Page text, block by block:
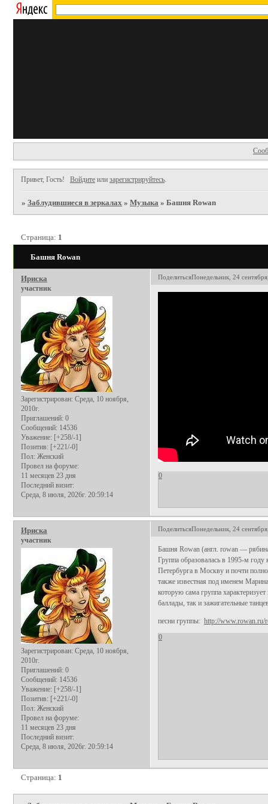
Привет, Гость! Войдите или зарегистрируйтесь.
»Заблудившиеся в зеркалах »Музыка »Башня Rowan
Башня Rowan
Страница: 1
ПоделитьсяПонедельник, 24
Ириска
участник
Зарегистрирован: Среда, 10 ноября,
2010г.
Приглашений: 0
Сообщений: 14536
Уважение: [+258/-1]
Позитив: [+221/-0]
Пол: Женский
Провел на форуме:
11 месяцев 23 дня
Последний визит:
Среда, 8 июля, 2026г. 20:59:14
0
ПоделитьсяПонедельник, 24
Ириска
участник
Зарегистрирован: Среда, 10 ноября,
2010г.
Приглашений: 0
Сообщений: 14536
Уважение: [+258/-1]
Позитив: [+221/-0]
Пол: Женский
Провел на форуме:
11 месяцев 23 дня
Последний визит:
Среда, 8 июля, 2026г. 20:59:14
Башня Rowan (англ. rowan —
Группа образовалась в 1995-м году
Петербурга в Москву и почти
также известная под именем
которую сама группа
баллады, так и зажигательные
песни группы: http://www.rowan.ru/
0
Страница: 1